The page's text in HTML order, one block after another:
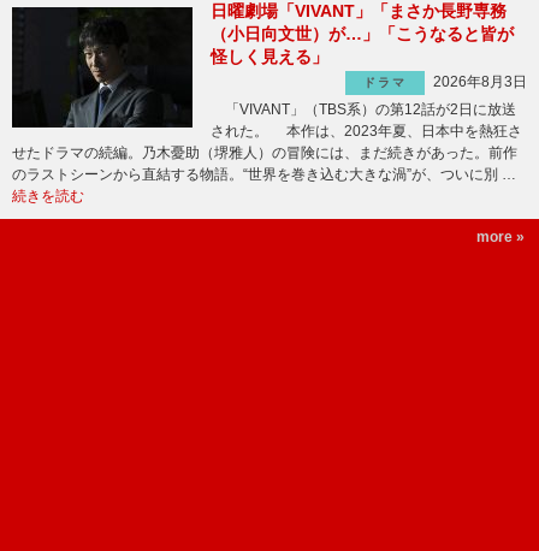
日曜劇場「VIVANT」「まさか長野専務
（小日向文世）が…」「こうなると皆が
怪しく見える」
ドラマ
2026年8月3日
「VIVANT」（TBS系）の第12話が2日に放送
された。 本作は、2023年夏、日本中を熱狂さ
せたドラマの続編。乃木憂助（堺雅人）の冒険には、まだ続きがあった。前作
のラストシーンから直結する物語。“世界を巻き込む大きな渦”が、ついに別 …
続きを読む
more »